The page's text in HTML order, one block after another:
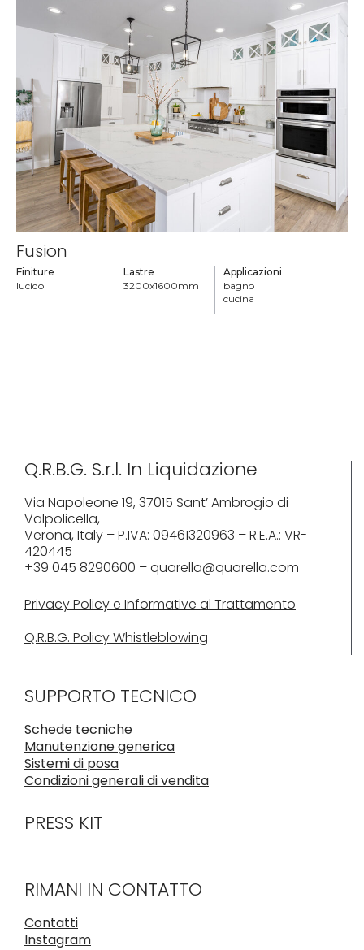
Fusion
Finiture
lucido
Lastre
3200x1600mm
Applicazioni
bagno
cucina
Q.R.B.G. S.r.l. In Liquidazione
Via Napoleone 19, 37015 Sant’ Ambrogio di
Valpolicella,
Verona, Italy – P.IVA: 09461320963 – R.E.A.: VR-
420445
+39 045 8290600 – quarella@quarella.com
Privacy Policy e Informative al Trattamento
Q.R.B.G. Policy Whistleblowing
SUPPORTO TECNICO
Schede tecniche
Manutenzione generica
Sistemi di posa
Condizioni generali di vendita
PRESS KIT
RIMANI IN CONTATTO
Contatti
Instagram